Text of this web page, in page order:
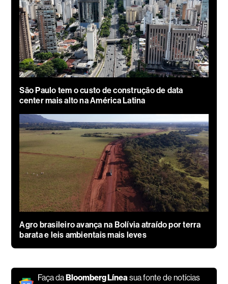
São Paulo tem o custo de construção de data
center mais alto na América Latina
Agro brasileiro avança na Bolívia atraído por terra
barata e leis ambientais mais leves
Faça daBloomberg Línea sua fonte de notícias